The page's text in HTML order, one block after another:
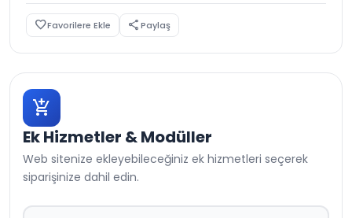
favorite_borderFavorilere Ekle sharePaylaş
add_shopping_cart
Ek Hizmetler & Modüller
Web sitenize ekleyebileceğiniz ek hizmetleri seçerek
siparişinize dahil edin.